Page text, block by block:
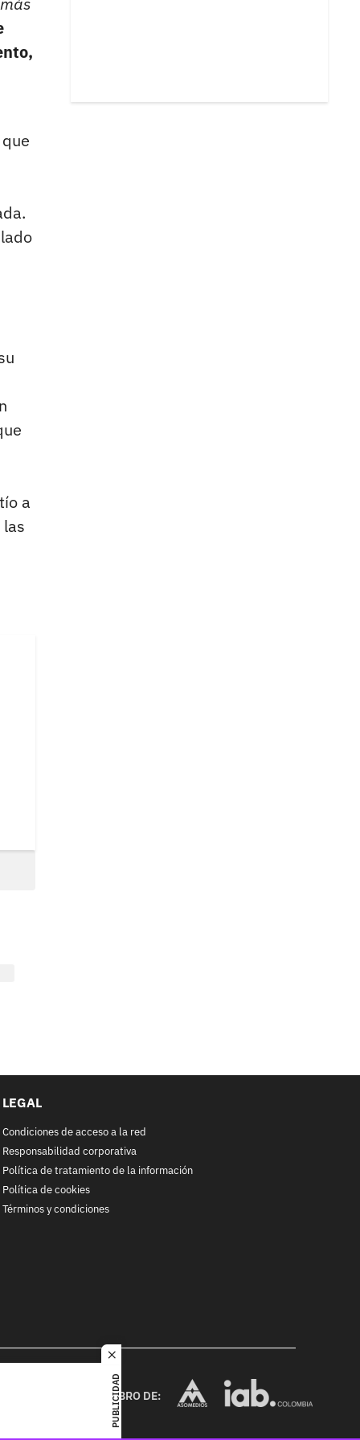
close
PUBLICIDAD
a
LEGAL
Condiciones de acceso a la red
Responsabilidad corporativa
Política de tratamiento de la información
Política de cookies
Términos y condiciones
All
MIEMBRO DE: